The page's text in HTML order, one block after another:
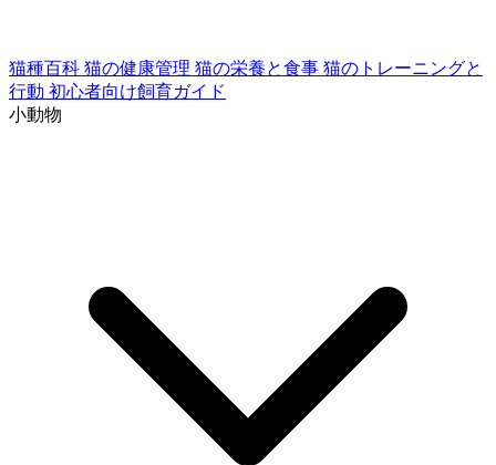
猫種百科 猫の健康管理 猫の栄養と食事 猫のトレーニングと
行動 初心者向け飼育ガイド
小動物